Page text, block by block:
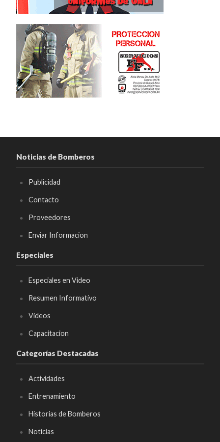
Noticias de Bomberos
Publicidad
Contacto
Proveedores
Enviar Informacion
Especiales
Especiales en Video
Resumen Informativo
Videos
Capacitacion
Categorías Destacadas
Actividades
Entrenamiento
Historias de Bomberos
Noticias